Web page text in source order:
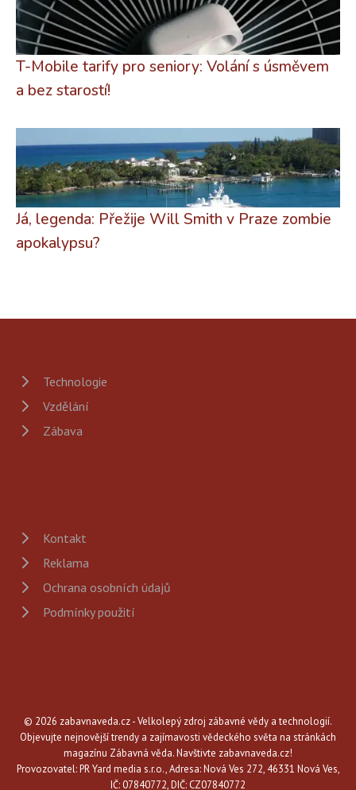
T-Mobile tarify pro seniory: Volání s úsměvem
a bez starostí!
Já, legenda: Přežije Will Smith v Praze zombie
apokalypsu?
Technologie
Vzdělání
Zábava
Kontakt
Reklama
Ochrana osobních údajů
Podmínky použití
© 2026 zabavnaveda.cz - Velkolepý zdroj zábavné vědy a technologií.
Objevujte nejnovější trendy a zajímavosti vědeckého světa na stránkách
magazínu Zábavná věda. Navštivte zabavnaveda.cz!
Provozovatel: PR Yard media s.r.o., Adresa: Nová Ves 272, 46331 Nová Ves,
IČ: 07840772, DIČ: CZ07840772